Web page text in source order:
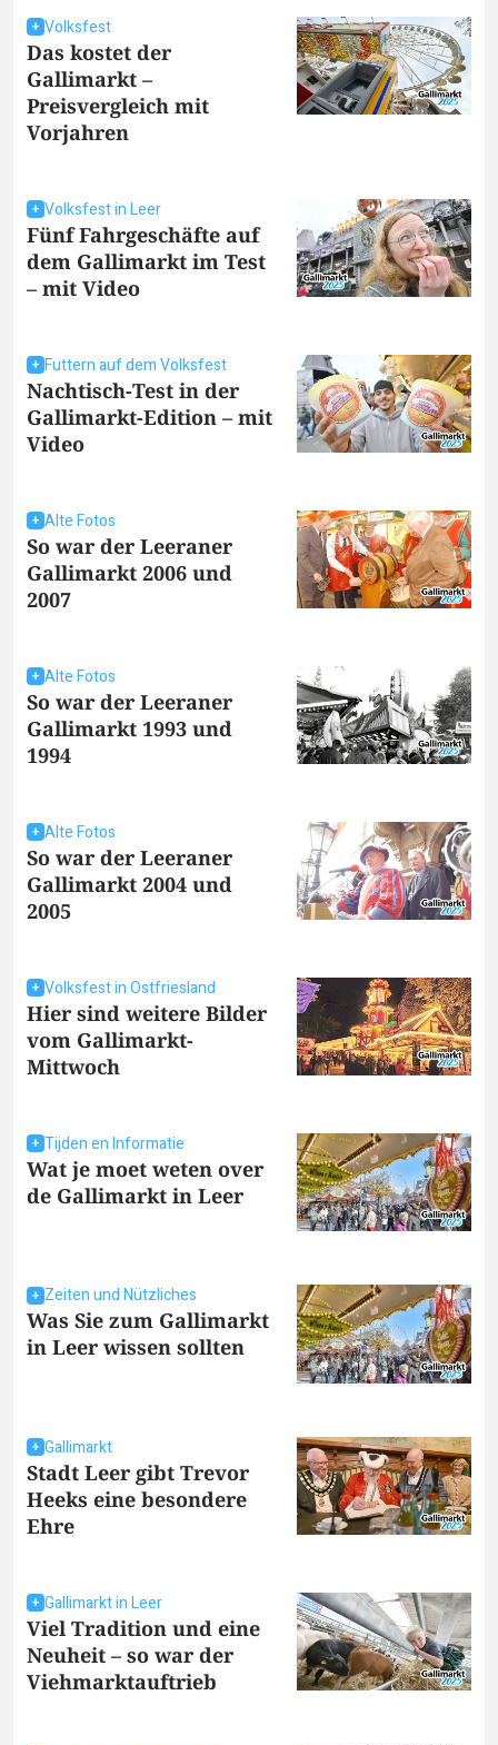
Volksfest
Das kostet der
Gallimarkt –
Preisvergleich mit
Vorjahren
Volksfest in Leer
Fünf Fahrgeschäfte auf
dem Gallimarkt im Test
– mit Video
Futtern auf dem Volksfest
Nachtisch-Test in der
Gallimarkt-Edition – mit
Video
Alte Fotos
So war der Leeraner
Gallimarkt 2006 und
2007
Alte Fotos
So war der Leeraner
Gallimarkt 1993 und
1994
Alte Fotos
So war der Leeraner
Gallimarkt 2004 und
2005
Volksfest in Ostfriesland
Hier sind weitere Bilder
vom Gallimarkt-
Mittwoch
Tijden en Informatie
Wat je moet weten over
de Gallimarkt in Leer
Zeiten und Nützliches
Was Sie zum Gallimarkt
in Leer wissen sollten
Gallimarkt
Stadt Leer gibt Trevor
Heeks eine besondere
Ehre
Gallimarkt in Leer
Viel Tradition und eine
Neuheit – so war der
Viehmarktauftrieb